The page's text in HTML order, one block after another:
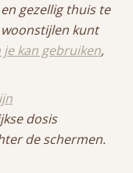
gezellig thuis te
kunt
kan gebruiken,
dosis
de schermen.